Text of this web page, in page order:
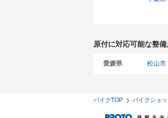
原付に対応可能な整
愛媛県 松山市
バイクTOP バイクショ